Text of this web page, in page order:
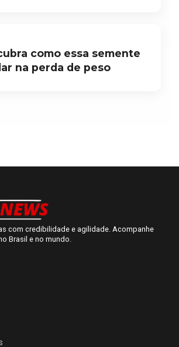
como essa semente
na perda de peso
com credibilidade e agilidade. Acompanhe
Brasil e no mundo.